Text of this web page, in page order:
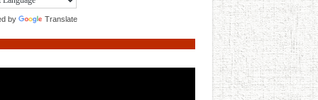
by Translate